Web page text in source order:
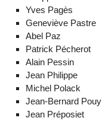
Yves Pagès
Geneviève Pastre
Abel Paz
Patrick Pécherot
Alain Pessin
Jean Philippe
Michel Polack
Jean-Bernard Pouy
Jean Préposiet